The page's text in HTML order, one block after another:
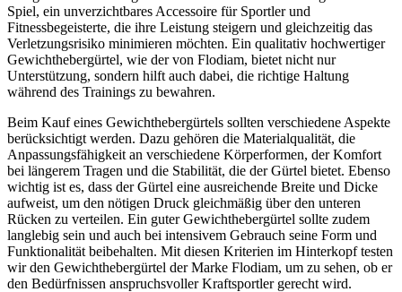
Spiel, ein unverzichtbares Accessoire für Sportler und
Fitnessbegeisterte, die ihre Leistung steigern und gleichzeitig das
Verletzungsrisiko minimieren möchten. Ein qualitativ hochwertiger
Gewichthebergürtel, wie der von Flodiam, bietet nicht nur
Unterstützung, sondern hilft auch dabei, die richtige Haltung
während des Trainings zu bewahren.
Beim Kauf eines Gewichthebergürtels sollten verschiedene Aspekte
berücksichtigt werden. Dazu gehören die Materialqualität, die
Anpassungsfähigkeit an verschiedene Körperformen, der Komfort
bei längerem Tragen und die Stabilität, die der Gürtel bietet. Ebenso
wichtig ist es, dass der Gürtel eine ausreichende Breite und Dicke
aufweist, um den nötigen Druck gleichmäßig über den unteren
Rücken zu verteilen. Ein guter Gewichthebergürtel sollte zudem
langlebig sein und auch bei intensivem Gebrauch seine Form und
Funktionalität beibehalten. Mit diesen Kriterien im Hinterkopf testen
wir den Gewichthebergürtel der Marke Flodiam, um zu sehen, ob er
den Bedürfnissen anspruchsvoller Kraftsportler gerecht wird.